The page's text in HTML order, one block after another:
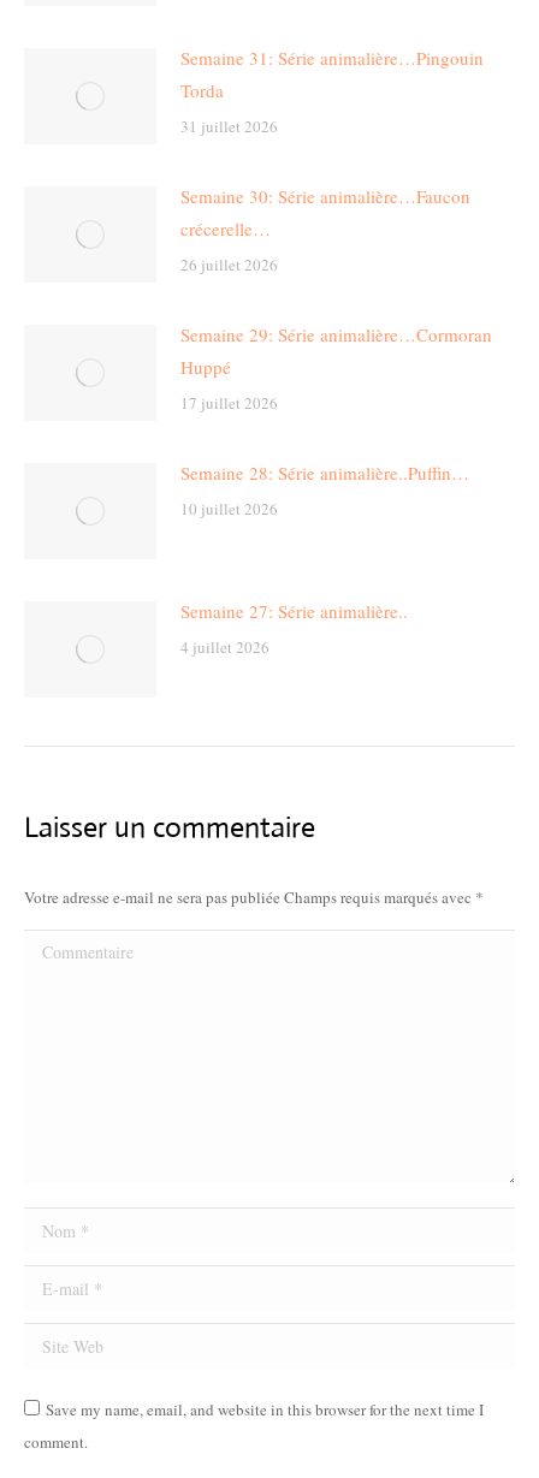
Semaine 31: Série animalière…Pingouin
Torda
31 juillet 2026
Semaine 30: Série animalière…Faucon
crécerelle…
26 juillet 2026
Semaine 29: Série animalière…Cormoran
Huppé
17 juillet 2026
Semaine 28: Série animalière..Puffin…
10 juillet 2026
Semaine 27: Série animalière..
4 juillet 2026
Laisser un commentaire
Votre adresse e-mail ne sera pas publiée Champs requis marqués avec *
Commentaire
Nom *
E-mail *
Site Web
Save my name, email, and website in this browser for the next time I
comment.